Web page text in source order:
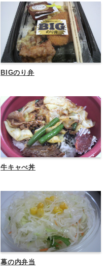
BIGのり弁
牛キャべ丼
幕の内弁当